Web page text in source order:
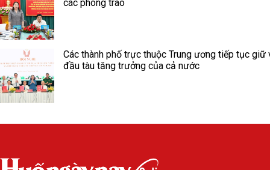
các phong trào
Các thành phố trực thuộc Trung ương tiếp tục giữ
đầu tàu tăng trưởng của cả nước